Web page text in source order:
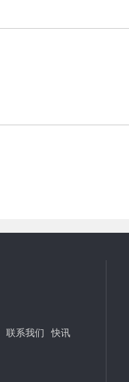
联系我们 快讯